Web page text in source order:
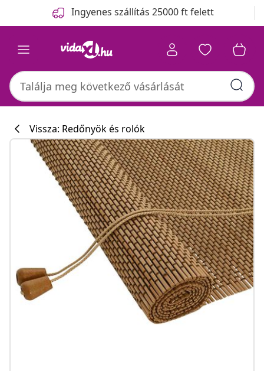
Ingyenes szállítás 25000 ft felett
Vissza: Redőnyök és rolók